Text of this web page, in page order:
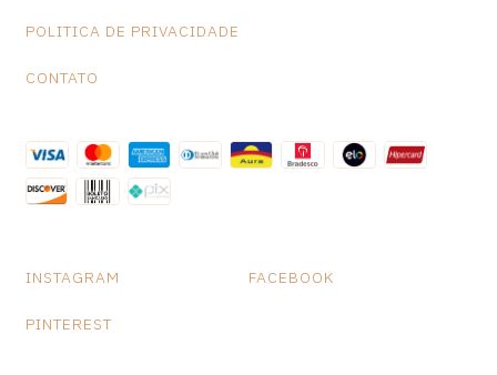
POLITICA DE PRIVACIDADE
CONTATO
INSTAGRAM FACEBOOK
PINTEREST